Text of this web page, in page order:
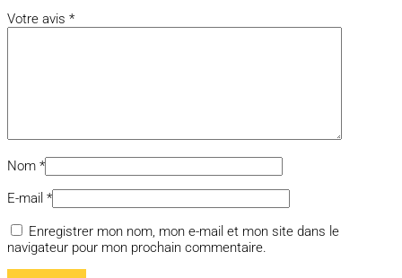
Votre avis *
Nom *
E-mail *
Enregistrer mon nom, mon e-mail et mon site dans le
navigateur pour mon prochain commentaire.